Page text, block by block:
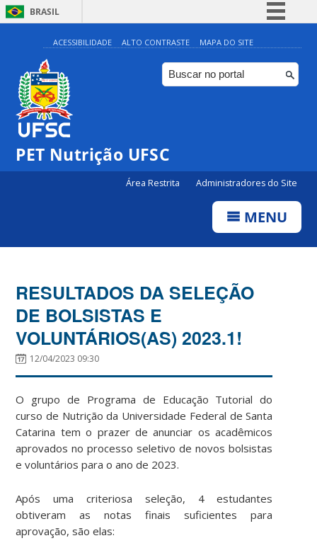
BRASIL
Simplifique!
Comunica BR
Participe
ACESSIBILIDADE ALTO CONTRASTE MAPA DO SITE
PET Nutrição UFSC
Área Restrita Administradores do Site
MENU
RESULTADOS DA SELEÇÃO
DE BOLSISTAS E
VOLUNTÁRIOS(AS) 2023.1!
12/04/2023 09:30
O grupo de Programa de Educação Tutorial do
curso de Nutrição da Universidade Federal de Santa
Catarina tem o prazer de anunciar os acadêmicos
aprovados no processo seletivo de novos bolsistas
e voluntários para o ano de 2023.
Após uma criteriosa seleção, 4 estudantes
obtiveram as notas finais suficientes para
aprovação, são elas: